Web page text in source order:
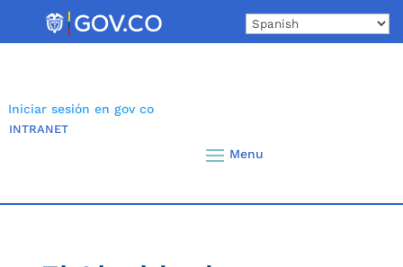
Iniciar sesión en gov co
INTRANET